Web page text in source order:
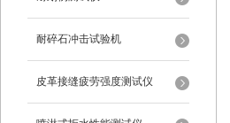
耐碎石冲击试验机
皮革接缝疲劳强度测试仪